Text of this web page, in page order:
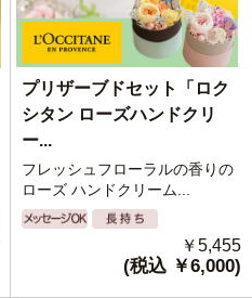
プリザーブドセット「ロク
シタン ローズハンドクリ
ー...
フレッシュフローラルの香りの
ローズ ハンドクリーム...
￥5,455
(税込 ￥6,000)